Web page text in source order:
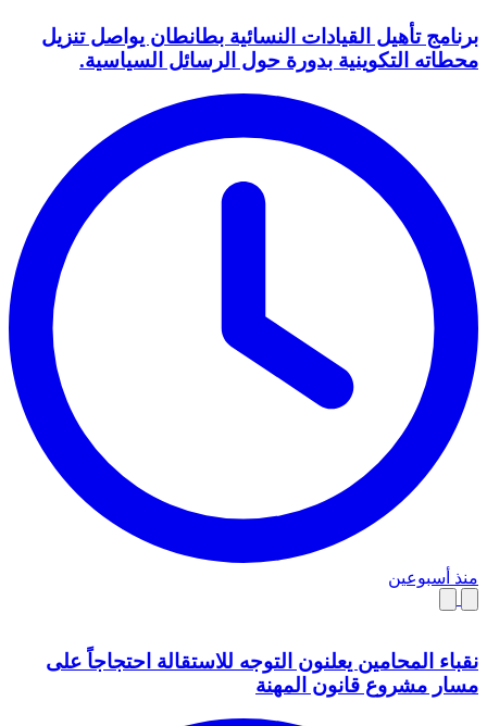
برنامج تأهيل القيادات النسائية بطانطان يواصل تنزيل
محطاته التكوينية بدورة حول الرسائل السياسية.
منذ أسبوعين
نقباء المحامين يعلنون التوجه للاستقالة احتجاجاً على
مسار مشروع قانون المهنة